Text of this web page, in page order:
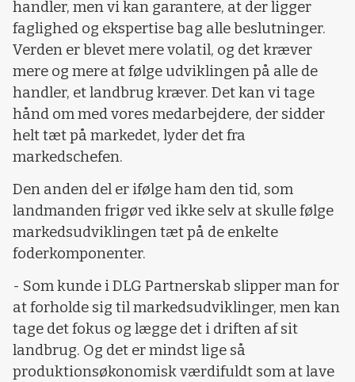
handler, men vi kan garantere, at der ligger
faglighed og ekspertise bag alle beslutninger.
Verden er blevet mere volatil, og det kræver
mere og mere at følge udviklingen på alle de
handler, et landbrug kræver. Det kan vi tage
hånd om med vores medarbejdere, der sidder
helt tæt på markedet, lyder det fra
markedschefen.
Den anden del er ifølge ham den tid, som
landmanden frigør ved ikke selv at skulle følge
markedsudviklingen tæt på de enkelte
foderkomponenter.
- Som kunde i DLG Partnerskab slipper man for
at forholde sig til markedsudviklinger, men kan
tage det fokus og lægge det i driften af sit
landbrug. Og det er mindst lige så
produktionsøkonomisk værdifuldt som at lave